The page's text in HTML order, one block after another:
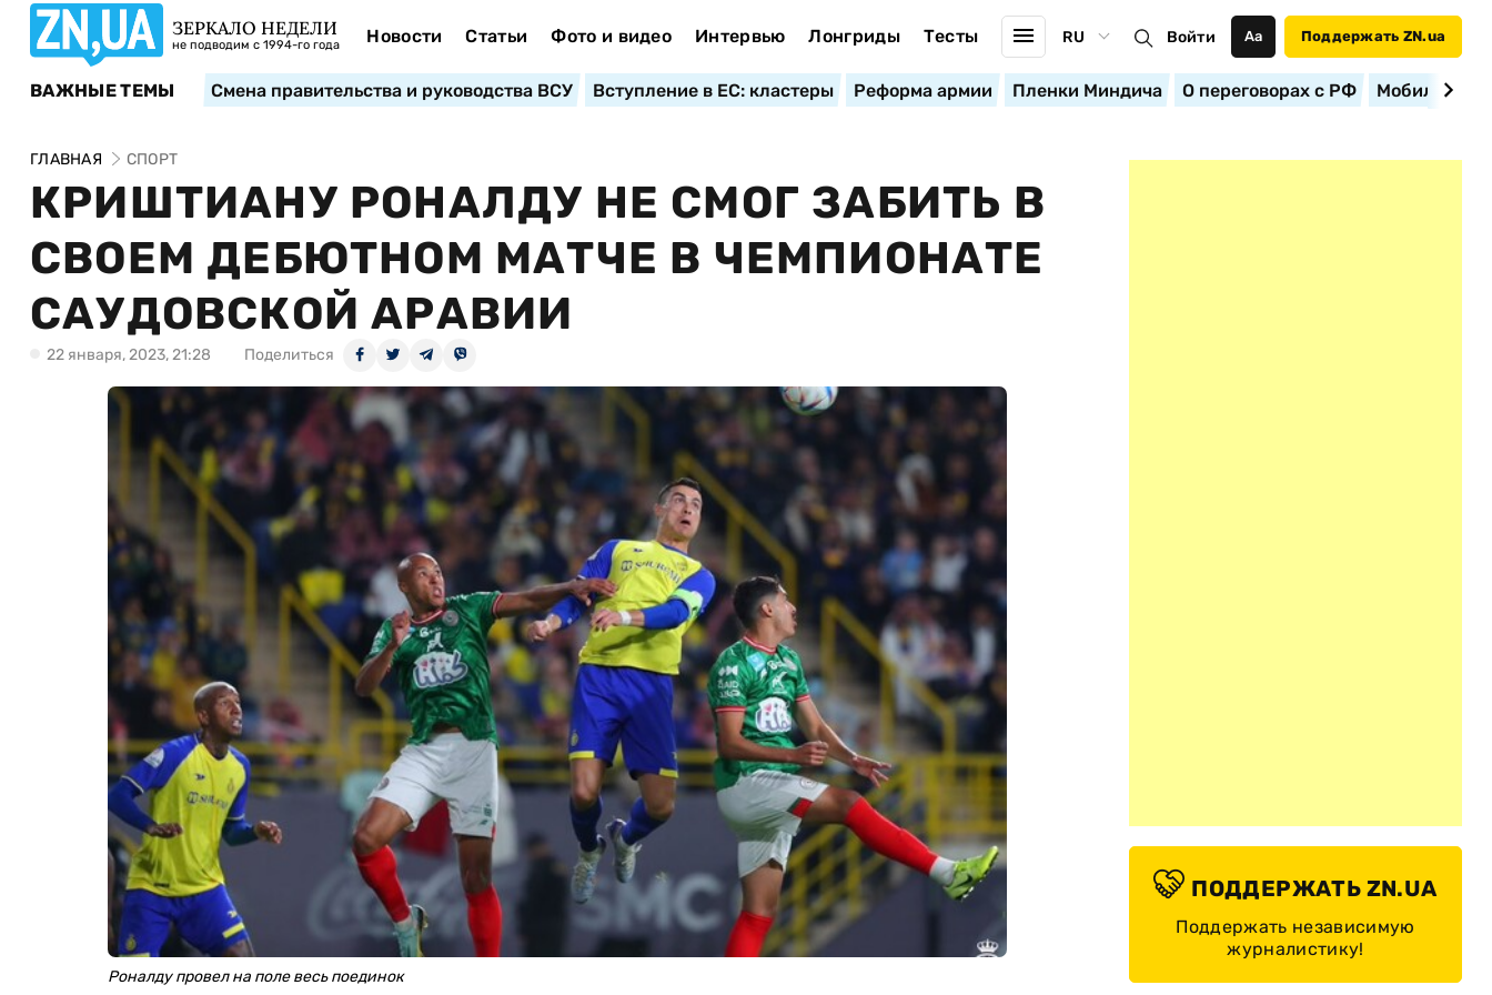
ЗЕРКАЛО НЕДЕЛИ
не подводим с 1994-го года Новости Статьи Фото и видео Интервью Лонгриды Тесты RU Войти Аа Поддержать ZN.ua
ВАЖНЫЕ ТЕМЫ Смена правительства и руководства ВСУ Вступление в ЕС: кластеры Реформа армии Пленки Миндича О переговорах с РФ
ГЛАВНАЯ СПОРТ
КРИШТИАНУ РОНАЛДУ НЕ СМОГ ЗАБИТЬ В
СВОЕМ ДЕБЮТНОМ МАТЧЕ В ЧЕМПИОНАТЕ
САУДОВСКОЙ АРАВИИ
22 января, 2023, 21:28 Поделиться
Роналду провел на поле весь поединок
ПОДДЕРЖАТЬ ZN.UA
Поддержать независимую
журналистику!